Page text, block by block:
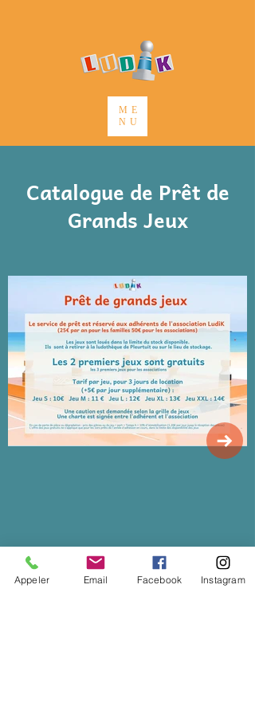
ME
NU
Catalogue de Prêt de
Grands Jeux
Appeler Email Facebook Instagram